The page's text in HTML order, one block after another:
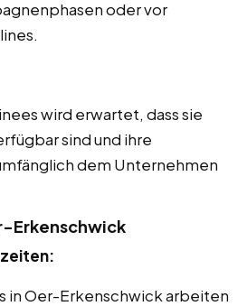
oder vor
wird erwartet, dass sie
sind und ihre
dem Unternehmen
Erkenschwick
in Oer-Erkenschwick arbeiten